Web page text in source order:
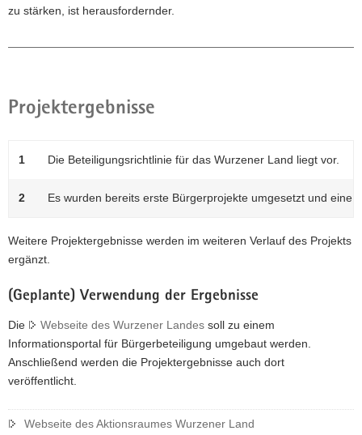
zu stärken, ist herausfordernder.
Projektergebnisse
1 Die Beteiligungsrichtlinie für das Wurzener Land liegt vor.
2 Es wurden bereits erste Bürgerprojekte umgesetzt und eine
Weitere Projektergebnisse werden im weiteren Verlauf des Projekts
ergänzt.
(Geplante) Verwendung der Ergebnisse
Die Webseite des Wurzener Landes soll zu einem
Informationsportal für Bürgerbeteiligung umgebaut werden.
Anschließend werden die Projektergebnisse auch dort
veröffentlicht.
Webseite des Aktionsraumes Wurzener Land